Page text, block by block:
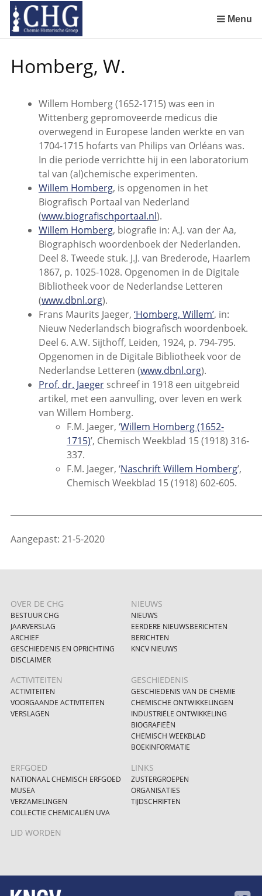
links
over
naar
de
Spring
naar
het
menu
Menu
Homberg, W.
Willem Homberg (1652-1715) was een in
Wittenberg gepromoveerde medicus die
overwegend in Europese landen werkte en van
1704-1715 hofarts van Philips van Orléans was.
In die periode verrichtte hij in een laboratorium
tal van (al)chemische experimenten.
Willem Homberg, is opgenomen in het
Biografisch Portaal van Nederland
(www.biografischportaal.nl).
Willem Homberg, biografie in: A.J. van der Aa,
Biographisch woordenboek der Nederlanden.
Deel 8. Tweede stuk. J.J. van Brederode, Haarlem
1867, p. 1025-1028. Opgenomen in de Digitale
Bibliotheek voor de Nederlandse Letteren
(www.dbnl.org).
Frans Maurits Jaeger, ‘Homberg, Willem’, in:
Nieuw Nederlandsch biografisch woordenboek.
Deel 6. A.W. Sijthoff, Leiden, 1924, p. 794-795.
Opgenomen in de Digitale Bibliotheek voor de
Nederlandse Letteren (www.dbnl.org).
Prof. dr. Jaegerschreef in 1918 een uitgebreid
artikel, met een aanvulling, over leven en werk
van Willem Homberg.
F.M. Jaeger, ‘Willem Homberg (1652-
1715)’, Chemisch Weekblad 15 (1918) 316-
337.
F.M. Jaeger, ‘Naschrift Willem Homberg’,
Chemisch Weekblad 15 (1918) 602-605.
Aangepast: 21-5-2020
OVER DE CHG
BESTUUR CHG
JAARVERSLAG
ARCHIEF
GESCHIEDENIS EN OPRICHTING
DISCLAIMER
NIEUWS
NIEUWS
EERDERE NIEUWSBERICHTEN
BERICHTEN
KNCV NIEUWS
ACTIVITEITEN
ACTIVITEITEN
VOORGAANDE ACTIVITEITEN
VERSLAGEN
GESCHIEDENIS
GESCHIEDENIS VAN DE CHEMIE
CHEMISCHE ONTWIKKELINGEN
INDUSTRIËLE ONTWIKKELING
BIOGRAFIEËN
CHEMISCH WEEKBLAD
BOEKINFORMATIE
ERFGOED
NATIONAAL CHEMISCH ERFGOED
MUSEA
VERZAMELINGEN
COLLECTIE CHEMICALIËN UVA
LINKS
ZUSTERGROEPEN
ORGANISATIES
TIJDSCHRIFTEN
LID WORDEN